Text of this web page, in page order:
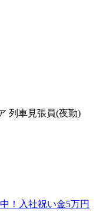
列車見張員(夜勤)
！入社祝い金5万円